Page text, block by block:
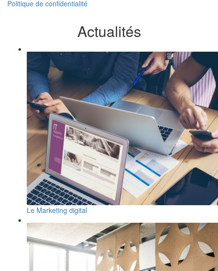
Politique de confidentialité
Actualités
Le Marketing digital